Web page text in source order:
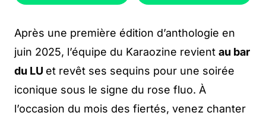
Après une première édition d’anthologie en
juin 2025, l’équipe du Karaozine revient au bar
du LU et revêt ses sequins pour une soirée
iconique sous le signe du rose fluo. À
l’occasion du mois des fiertés, venez chanter